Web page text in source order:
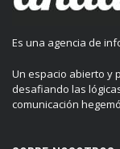
Es una agencia de
Un espacio abierto y
desafiando las
comunicación